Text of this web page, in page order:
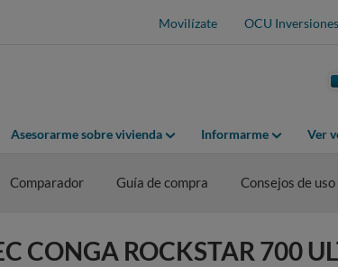
Movilízate OCU Inversiones
Asesorarme sobre vivienda Informarme Ver
Comparador Guía de compra Consejos de uso
CONGA ROCKSTAR 700